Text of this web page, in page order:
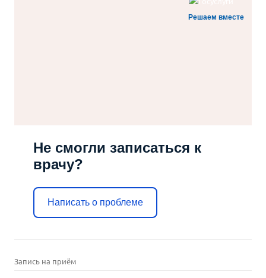
Решаем вместе
Не смогли записаться к
врачу?
Написать о проблеме
Запись на приём